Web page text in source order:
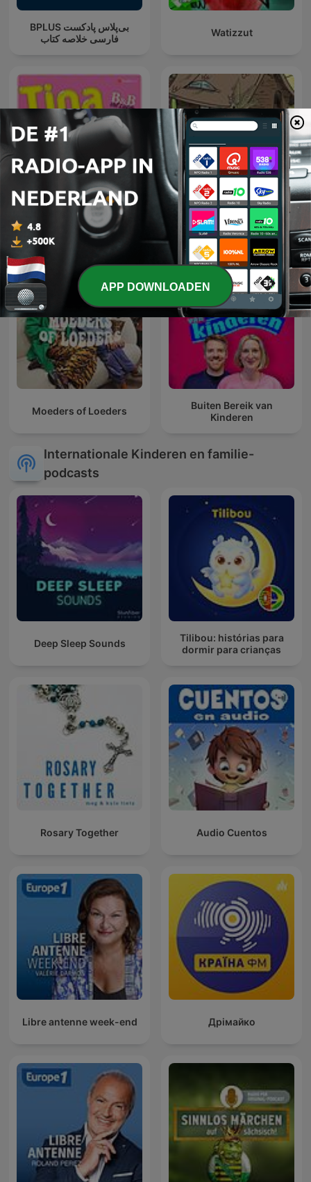
‌BPLUS بی‌پلاس پادکست
فارسی خلاصه کتاب
Watizzut
Tina FM: B&B Vol Liefde Bolletje en Pluisje
Moeders of Loeders
Buiten Bereik van
Kinderen
Internationale Kinderen en familie-
podcasts
Deep Sleep Sounds
Tilibou: histórias para
dormir para crianças
Rosary Together Audio Cuentos
Libre antenne week-end Дрімайко
APP DOWNLOADEN